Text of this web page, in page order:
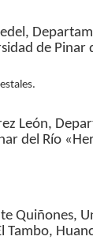
de Pinar
León,
del Río
Quiñones,
Tambo,